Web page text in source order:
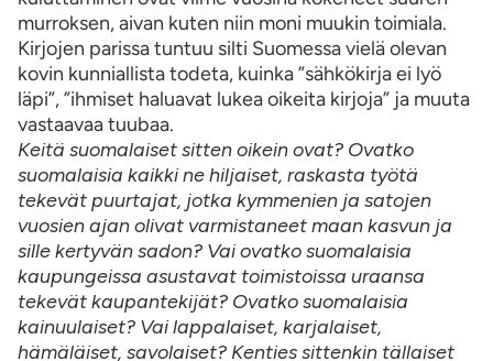
murroksen, aivan kuten niin moni muukin toimiala.
Kirjojen parissa tuntuu silti Suomessa vielä olevan
kovin kunniallista todeta, kuinka ”sähkökirja ei lyö
läpi”, ”ihmiset haluavat lukea oikeita kirjoja” ja muuta
vastaavaa tuubaa.
Keitä suomalaiset sitten oikein ovat? Ovatko
suomalaisia kaikki ne hiljaiset, raskasta työtä
tekevät puurtajat, jotka kymmenien ja satojen
vuosien ajan olivat varmistaneet maan kasvun ja
sille kertyvän sadon? Vai ovatko suomalaisia
kaupungeissa asustavat toimistoissa uraansa
tekevät kaupantekijät? Ovatko suomalaisia
kainuulaiset? Vai lappalaiset, karjalaiset,
hämäläiset, savolaiset? Kenties sittenkin tällaiset